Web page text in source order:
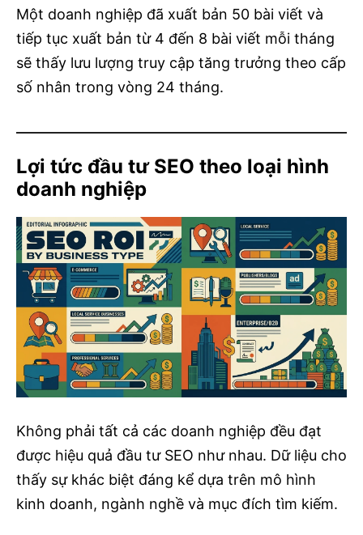
Một doanh nghiệp đã xuất bản 50 bài viết và
tiếp tục xuất bản từ 4 đến 8 bài viết mỗi tháng
sẽ thấy lưu lượng truy cập tăng trưởng theo cấp
số nhân trong vòng 24 tháng.
Lợi tức đầu tư SEO theo loại hình
doanh nghiệp
Không phải tất cả các doanh nghiệp đều đạt
được hiệu quả đầu tư SEO như nhau. Dữ liệu cho
thấy sự khác biệt đáng kể dựa trên mô hình
kinh doanh, ngành nghề và mục đích tìm kiếm.